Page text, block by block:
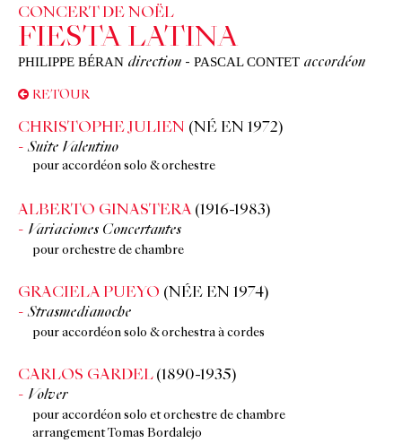
CONCERT DE NOËL
FIESTA LATINA
PHILIPPE BÉRAN direction - PASCAL CONTET accordéon
RETOUR
CHRISTOPHE JULIEN (NÉ EN 1972)
Suite Valentino
pour accordéon solo & orchestre
ALBERTO GINASTERA (1916-1983)
Variaciones Concertantes
pour orchestre de chambre
GRACIELA PUEYO (NÉE EN 1974)
Strasmedianoche
pour accordéon solo & orchestra à cordes
CARLOS GARDEL(1890-1935)
Volver
pour accordéon solo et orchestre de chambre
arrangement Tomas Bordalejo